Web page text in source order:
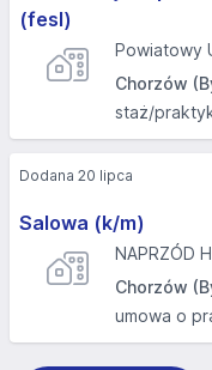
(fesl)
Powiatowy
Chorzów
staż/
Salowa (k/m)
NAPRZÓD
Chorzów
umowa o
Dodana 20 lipca